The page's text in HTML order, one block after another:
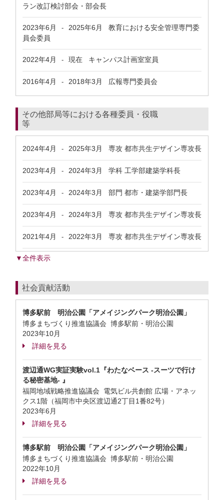
ラン改訂検討部会・部会長
2023年6月 - 2025年6月
教育における安全管理専門委
員会委員
2022年4月 - 現在 キャンパス計画室室員
2016年4月 - 2018年3月 広報専門委員会
その他部局等における各種委員・役職
等
2024年4月 - 2025年3月 専攻 都市共生デザイン専攻長
2023年4月 - 2024年3月 学科 工学部建築学科長
2023年4月 - 2024年3月 部門 都市・建築学部門長
2023年4月 - 2024年3月 専攻 都市共生デザイン専攻長
2021年4月 - 2022年3月 専攻 都市共生デザイン専攻長
▼全件表示
社会貢献活動
博多駅前 明治公園「アメイジングパーク明治公園」
博多まちづくり推進協議会 博多駅前・明治公園
2023年10月
詳細を見る
渡辺通WG実証実験vol.1『わたなベース -スーツで行け
る秘密基地- 』
福岡地域戦略推進協議会 電気ビル共創館 広場・アネッ
クス1階（福岡市中央区渡辺通2丁目1番82号）
2023年6月
詳細を見る
博多駅前 明治公園「アメイジングパーク明治公園」
博多まちづくり推進協議会 博多駅前・明治公園
2022年10月
詳細を見る